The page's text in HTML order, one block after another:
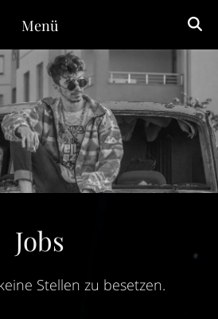
Menü
Jobs
Stellen zu besetzen.